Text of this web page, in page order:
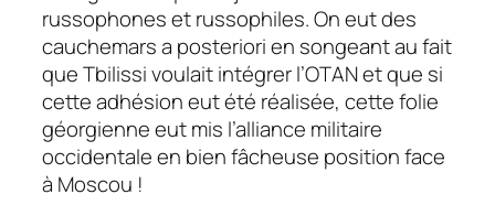
russophones et russophiles. On eut des
cauchemarsa posteriorien songeant au fait
que Tbilissi voulait intégrer l’OTAN et que si
cette adhésion eut été réalisée, cette folie
géorgienne eut mis l’alliance militaire
occidentale en bien fâcheuse position face
à Moscou !